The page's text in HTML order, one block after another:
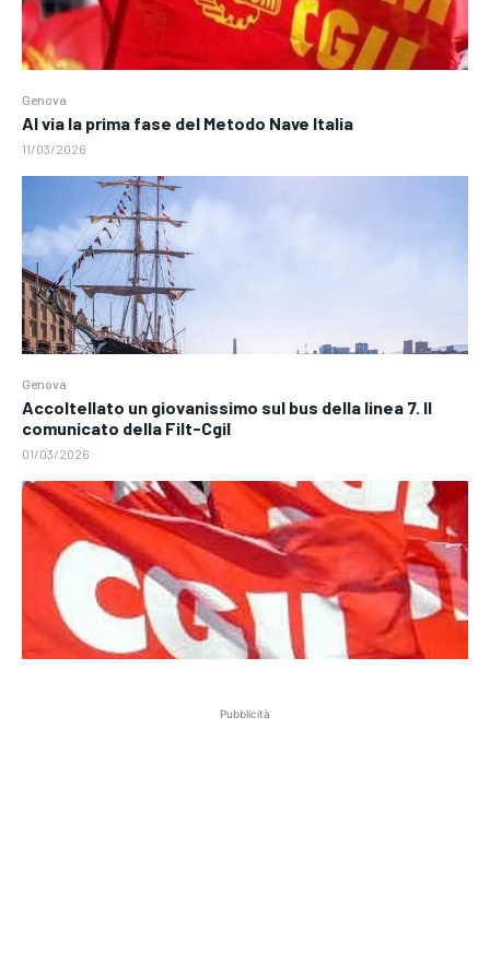
Genova
Al via la prima fase del Metodo Nave Italia
11/03/2026
Genova
Accoltellato un giovanissimo sul bus della linea 7. Il
comunicato della Filt-Cgil
01/03/2026
Pubblicità